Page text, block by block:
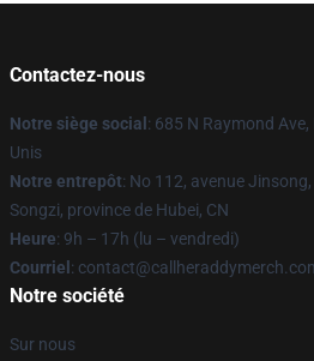
Contactez-nous
Notre siège social : 685 N Raymond
Unis
Notre entrepôt: No 112, avenue
Songzi, province de Hubei, CN
Heure: 9h – 17h (lu – vendredi)
Courriel :
Notre société
Sur nous